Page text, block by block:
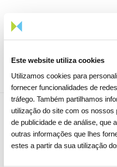
Este website utiliza cookies
Utilizamos cookies para
fornecer funcionalidades de
tráfego. Também partilhamos
utilização do site com os
de publicidade e de análise, que
outras informações que lhes
estes a partir da sua utilização
Notícias